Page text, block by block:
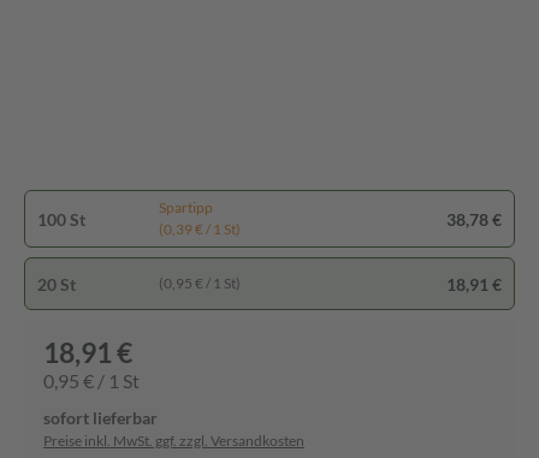
100 St
Spartipp
(0,39 € / 1 St)
38,78 €
20 St (0,95 € / 1 St) 18,91 €
18,91 €
0,95 € / 1 St
sofort lieferbar
Preise inkl. MwSt. ggf. zzgl. Versandkosten